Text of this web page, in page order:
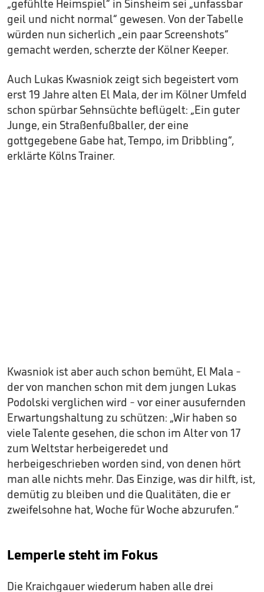
„gefühlte Heimspiel“ in Sinsheim sei „unfassbar
geil und nicht normal“ gewesen. Von der Tabelle
würden nun sicherlich „ein paar Screenshots“
gemacht werden, scherzte der Kölner Keeper.
Auch Lukas Kwasniok zeigt sich begeistert vom
erst 19 Jahre alten El Mala, der im Kölner Umfeld
schon spürbar Sehnsüchte beflügelt: „Ein guter
Junge, ein Straßenfußballer, der eine
gottgegebene Gabe hat, Tempo, im Dribbling“,
erklärte Kölns Trainer.
Kwasniok ist aber auch schon bemüht, El Mala -
der von manchen schon mit dem jungen Lukas
Podolski verglichen wird - vor einer ausufernden
Erwartungshaltung zu schützen: „Wir haben so
viele Talente gesehen, die schon im Alter von 17
zum Weltstar herbeigeredet und
herbeigeschrieben worden sind, von denen hört
man alle nichts mehr. Das Einzige, was dir hilft, ist,
demütig zu bleiben und die Qualitäten, die er
zweifelsohne hat, Woche für Woche abzurufen.“
Lemperle steht im Fokus
Die Kraichgauer wiederum haben alle drei